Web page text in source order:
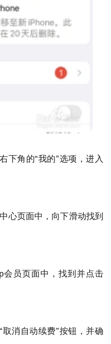
下角的“我的”选项，进入
心页面中，向下滑动找到
会员页面中，找到并点击
消自动续费”按钮，并确